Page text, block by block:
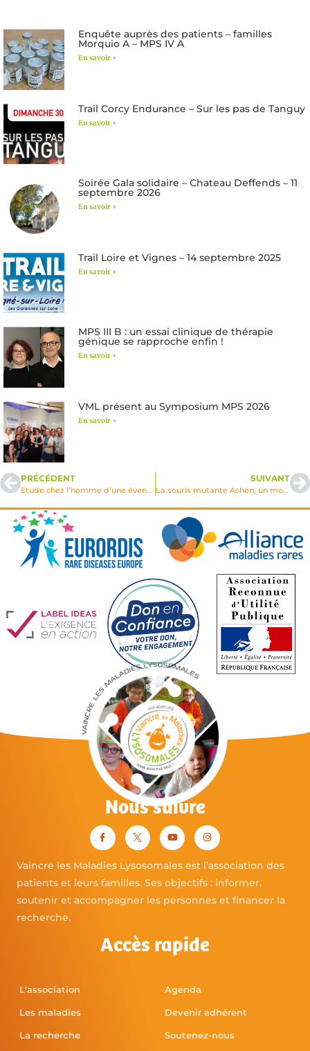
Enquête auprès des patients – familles
Morquio A – MPS IV A
En savoir +
Trail Corcy Endurance – Sur les pas de Tanguy
En savoir +
Soirée Gala solidaire – Chateau Deffends – 11
septembre 2026
En savoir +
Trail Loire et Vignes – 14 septembre 2025
En savoir +
MPS III B : un essai clinique de thérapie
génique se rapproche enfin !
En savoir +
VML présent au Symposium MPS 2026
En savoir +
PRÉCÉDENT
Etude chez l’homme d’une éventuelle immunité préexistante, innée ou induite à l’encontre de vecteurs Gutless CAV-2 en vue de leur utilisation en thérapie génique
SUIVANT
La souris mutante Ashen, un modèle pour l’étude in vivo de la fonction sécrétrice du lysosome dans la régulation immune et pour la thérapie génique du syndrome de Griscelli
Nous suivre
Vaincre les Maladies Lysosomales est l’association des
patients et leurs familles. Ses objectifs : informer,
soutenir et accompagner les personnes et financer la
recherche.
Accès rapide
L'association
Les maladies
La recherche
Agenda
Devenir adhérent
Soutenez-nous